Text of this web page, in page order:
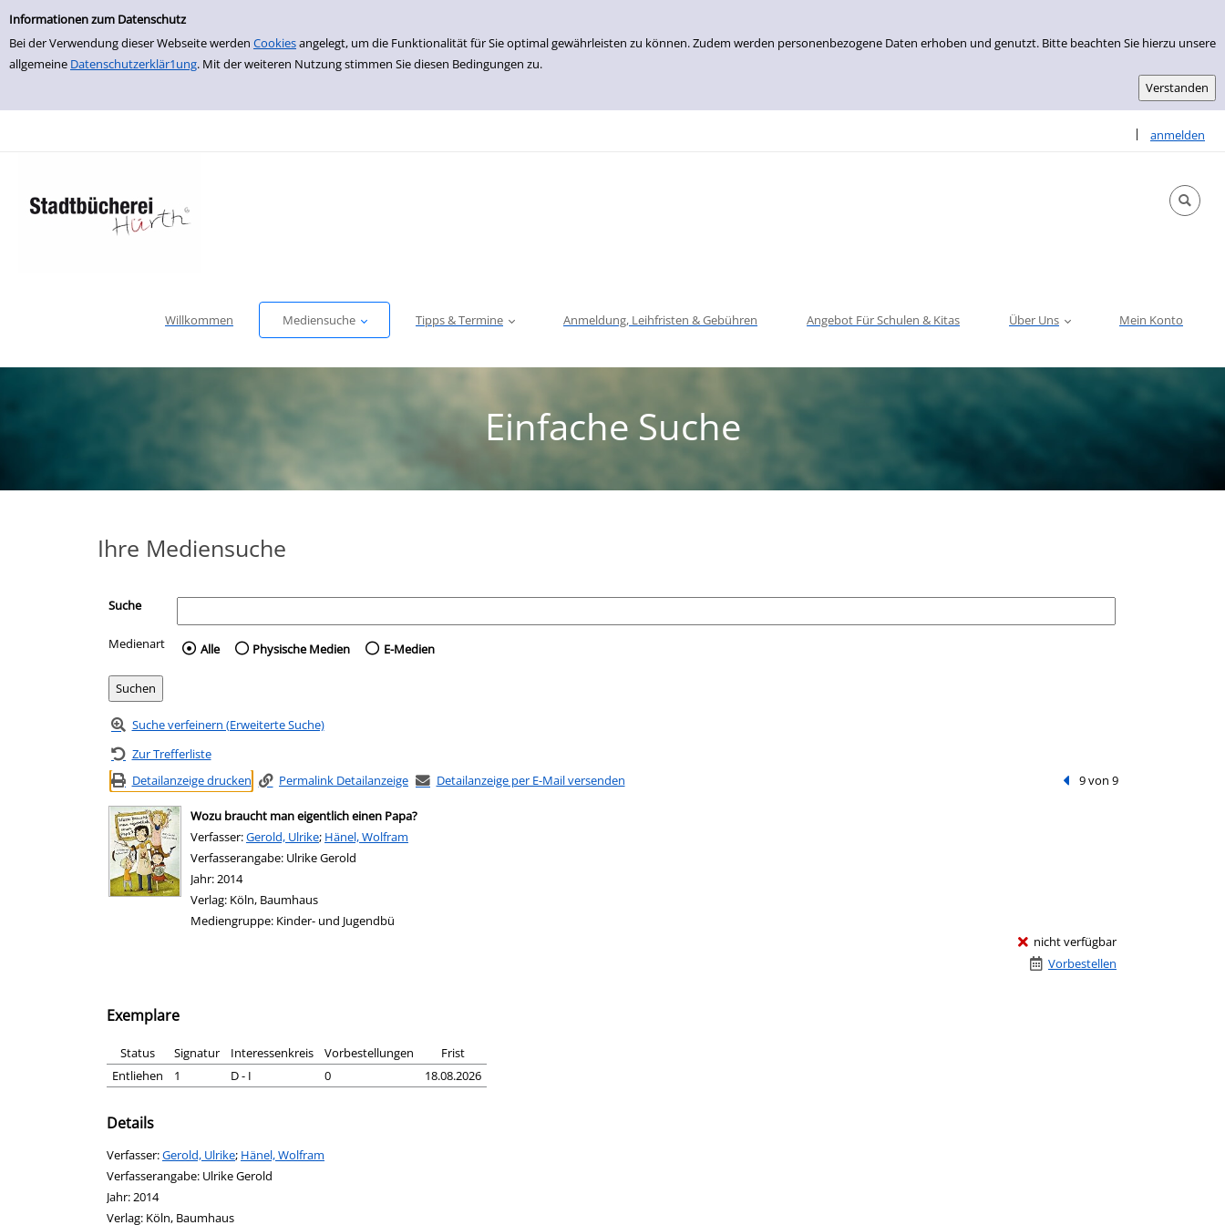
Einfache Suche
Informationen zum Datenschutz
Bei der Verwendung dieser Webseite werden Cookiesangelegt, um die Funktionalität für Sie optimal gewährleisten zu können. Zudem werden personenbezogene Daten erhoben und genutzt. Bitte beachten Sie hierzu unsere
allgemeine Datenschutzerklär1ung. Mit der weiteren Nutzung stimmen Sie diesen Bedingungen zu.
zur Navigation springen
zum Inhalt springen
Zur Detailanzeige springen
| anmelden
Sprache
Willkommen Mediensuche Tipps & Termine Anmeldung, Leihfristen & Gebühren Angebot Für Schulen & Kitas Über Uns Mein Konto
Einfache Suche
Ihre Mediensuche
Suche
Medienart Wählen Sie die Medienart nach der Sie suchen wollen.
Alle Physische Medien E-Medien
Suche verfeinern (Erweiterte Suche)
Zur Trefferliste
Detailanzeige drucken
Permalink Detailanzeige Detailanzeige per E-Mail versenden Vorheriger Treffer
9 von 9
Wozu braucht man eigentlich einen Papa?
Verfasser:Suche nach diesem Verfasser
Gerold, Ulrike; Hänel, Wolfram
Verfasserangabe: Ulrike Gerold
Jahr:2014
Verlag: Köln, Baumhaus
Mediengruppe: Kinder- und Jugendbü
nicht verfügbar
Vorbestellen
Exemplare
Status Signatur Interessenkreis Vorbestellungen
Frist
Entliehen
1 D - I 0 18.08.2026
Details
Verfasser:Suche nach diesem Verfasser
Gerold, Ulrike; Hänel, Wolfram
Verfasserangabe: Ulrike Gerold
Jahr:2014
Verlag: Köln, Baumhaus